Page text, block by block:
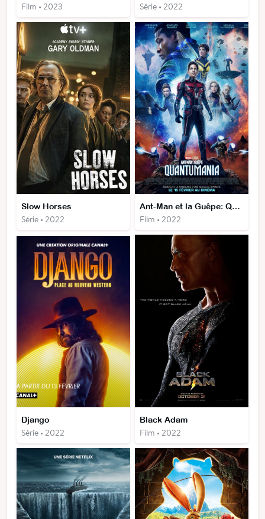
Film • 2023 Série • 2022
Slow Horses
Série • 2022
Ant-Man et la Guêpe: Quantumania
Film • 2022
Django
Série • 2022
Black Adam
Film • 2022